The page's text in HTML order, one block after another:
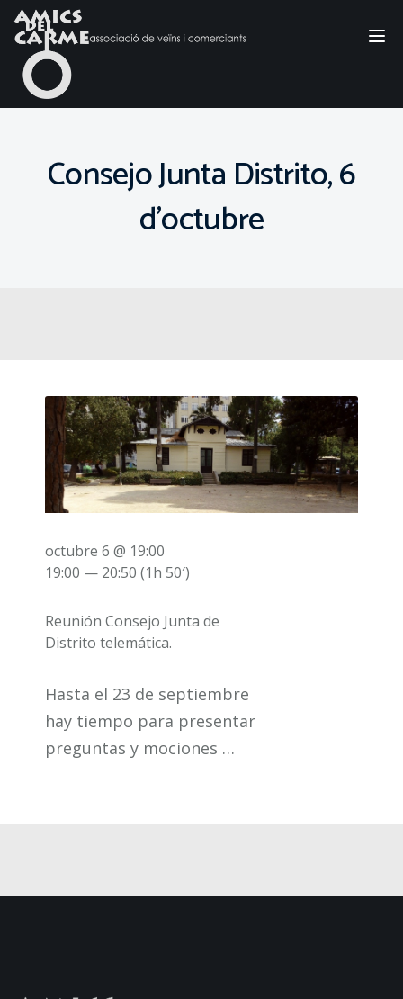
Consejo Junta Distrito, 6
d’octubre
Reunión Consejo Junta de
Distrito telemática.
Hasta el 23 de septiembre
hay tiempo para presentar
preguntas y mociones …
octubre 6 @ 19:00
19:00 — 20:50 (1h 50′)